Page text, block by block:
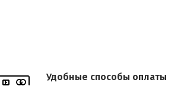
Удобные способы оплаты